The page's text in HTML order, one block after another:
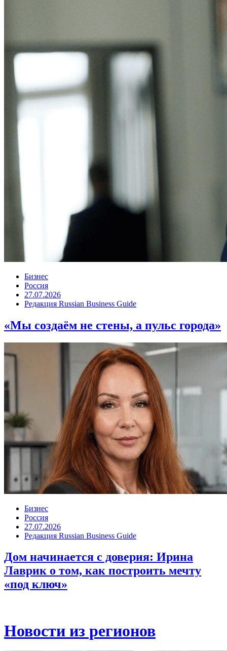
Бизнес
Россия
27.07.2026
Редакция Russian Business Guide
«Мы создаём не стены, а пульс города»
Бизнес
Россия
27.07.2026
Редакция Russian Business Guide
Дом начинается с доверия: Ирина
Лаврик о том, как построить мечту
«под ключ»
Новости из регионов